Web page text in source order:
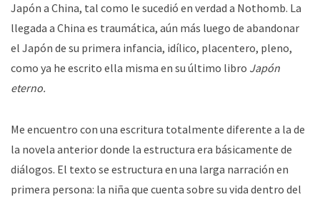
Japón a China, tal como le sucedió en verdad a Nothomb. La
llegada a China es traumática, aún más luego de abandonar
el Japón de su primera infancia, idílico, placentero, pleno,
como ya he escrito ella misma en su último libro Japón
eterno.
Me encuentro con una escritura totalmente diferente a la de
la novela anterior donde la estructura era básicamente de
diálogos. El texto se estructura en una larga narración en
primera persona: la niña que cuenta sobre su vida dentro del